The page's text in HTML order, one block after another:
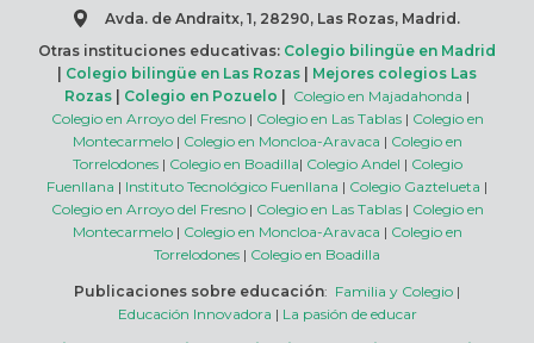
Avda. de Andraitx, 1, 28290, Las Rozas, Madrid.
Otras instituciones educativas: Colegio bilingüe en Madrid
Colegio bilingüe en Las Rozas
Mejores colegios Las
Rozas
Colegio en Pozuelo Colegio en Majadahonda |
Colegio en Arroyo del Fresno| Colegio en Las Tablas| Colegio en
Montecarmelo| Colegio en Moncloa-Aravaca | Colegio en
Torrelodones| Colegio en Boadilla| Colegio Andel | Colegio
Fuenllana | Instituto Tecnológico Fuenllana | Colegio Gaztelueta |
Colegio en Arroyo del Fresno| Colegio en Las Tablas| Colegio en
Montecarmelo| Colegio en Moncloa-Aravaca | Colegio en
Torrelodones | Colegio en Boadilla
Publicaciones sobre educación: Familia y Colegio |
Educación Innovadora | La pasión de educar